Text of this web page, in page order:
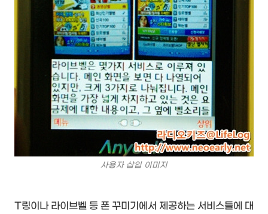
사용자 삽입 이미지
T링이나 라이브벨 등 폰 꾸미기에서 제공하는 서비스들에 대